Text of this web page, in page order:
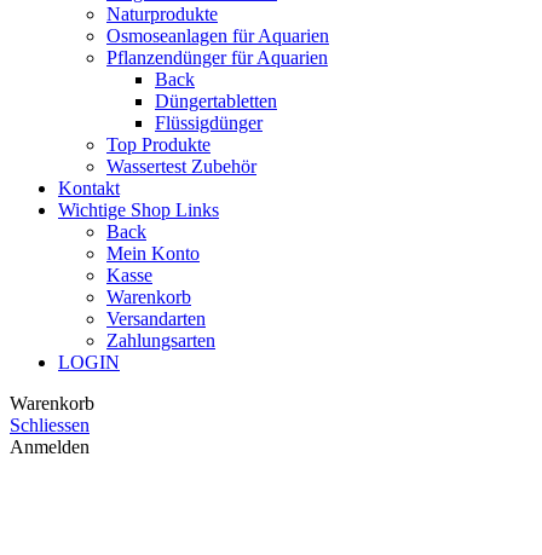
Naturprodukte
Osmoseanlagen für Aquarien
Pflanzendünger für Aquarien
Back
Düngertabletten
Flüssigdünger
Top Produkte
Wassertest Zubehör
Kontakt
Wichtige Shop Links
Back
Mein Konto
Kasse
Warenkorb
Versandarten
Zahlungsarten
LOGIN
Warenkorb
Schliessen
Anmelden